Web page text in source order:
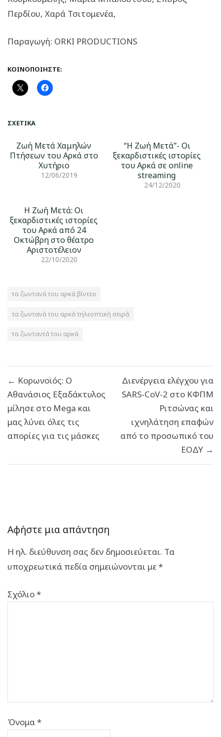
Περδίου, Χαρά Τσιτομενέα,
Παραγωγή: ORKI PRODUCTIONS
ΚΟΙΝΟΠΟΙΉΣΤΕ:
ΣΧΕΤΙΚΆ
Ζωή Μετά Χαμηλών
Πτήσεων του Αρκά στο
Χυτήριο
12/06/2019
“Η Ζωή Μετά”- Οι
ξεκαρδιστικές ιστορίες
του Αρκά σε online
streaming
24/12/2020
Η Ζωή Μετά: Οι
ξεκαρδιστικές ιστορίες
του Αρκά από 24
Οκτώβρη στο θέατρο
Αριστοτέλειον
22/10/2020
τα ζωντανά του αρκά βίντεο
τα ζωντανά του αρκά τηλεοπτική σειρά
τα ζωνταντά του αρκά
άρθρων
← Κορωνοϊός: Ο
Αθανάσιος Εξαδάκτυλος
μίλησε στο Mega και
μας λύνει όλες τις
απορίες για τις μάσκες
Διενέργεια ελέγχου για
SARS-CoV-2 στο ΚΦΠΜ
Ριτσώνας και
ιχνηλάτηση επαφών
από το προσωπικό του
ΕΟΔΥ →
Αφήστε μια απάντηση
Η ηλ. διεύθυνση σας δεν δημοσιεύεται. Τα
υποχρεωτικά πεδία σημειώνονται με*
Σχόλιο*
Όνομα*